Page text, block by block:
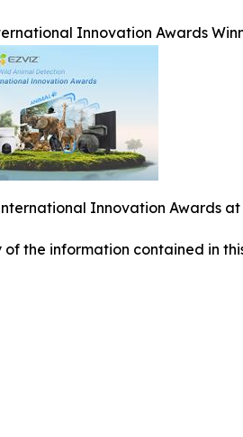
Innovation Awards
Innovation Awards
the information contained in